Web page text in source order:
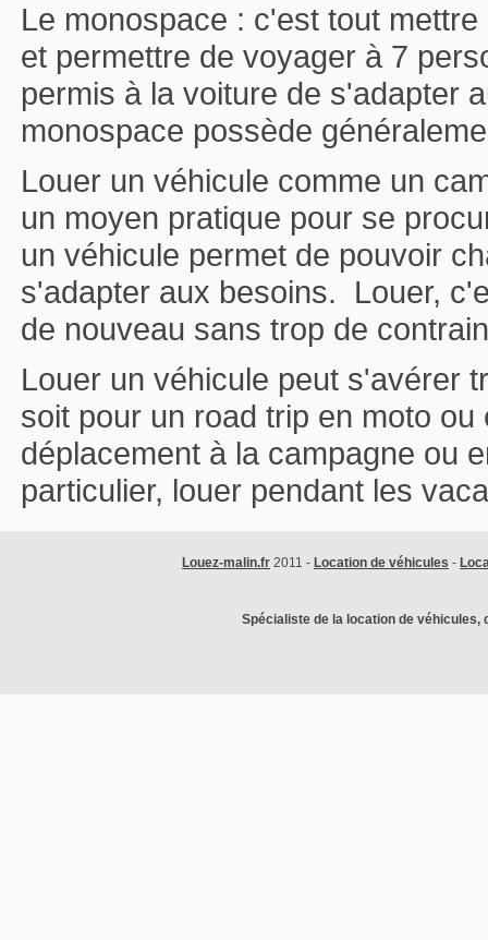
Le monospace : c'est tout
et permettre de voyager à 7
permis à la voiture de s'adapter
monospace possède
Louer un véhicule comme un
un moyen pratique pour se
un véhicule permet de pouvoir
s'adapter aux besoins. Louer,
de nouveau sans trop de
Louer un véhicule peut s'avérer
soit pour un road trip en moto
déplacement à la campagne ou
particulier, louer pendant les
Louez-malin.fr 2011 - Location de véhicules -
Spécialiste de la location de véhicules,